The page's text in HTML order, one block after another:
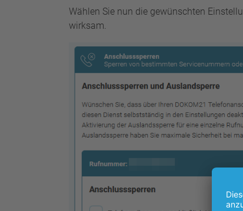
Wählen Sie nun die gewünschten
wirksam.